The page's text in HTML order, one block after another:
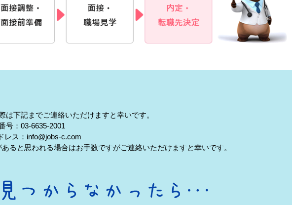
下記までご連絡いただけますと幸いです。
号：03-6635-2001
レス：info@jobs-c.com
と思われる場合はお手数ですがご連絡いただけますと幸いです。